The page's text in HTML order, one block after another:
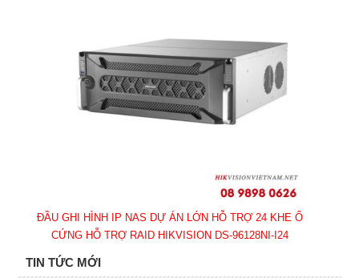
ĐẦU GHI HÌNH IP NAS DỰ ÁN LỚN HỖ TRỢ 24 KHE Ổ
CỨNG HỖ TRỢ RAID HIKVISION DS-96128NI-I24
TIN TỨC MỚI